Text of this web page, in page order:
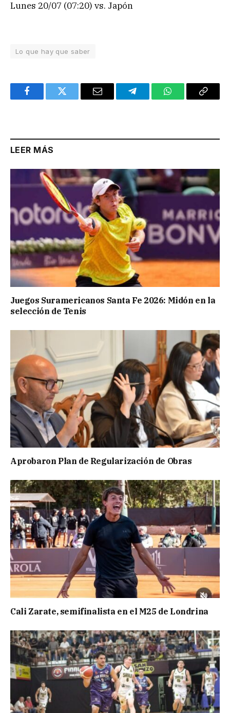
Lunes 20/07 (07:20) vs. Japón
Lo que hay que saber
FacebookTwitter Email TelegramWhatsAppCopy
LEER MÁS
Juegos Suramericanos Santa Fe 2026: Midón en la
selección de Tenis
Aprobaron Plan de Regularización de Obras
Cali Zarate, semifinalista en el M25 de Londrina